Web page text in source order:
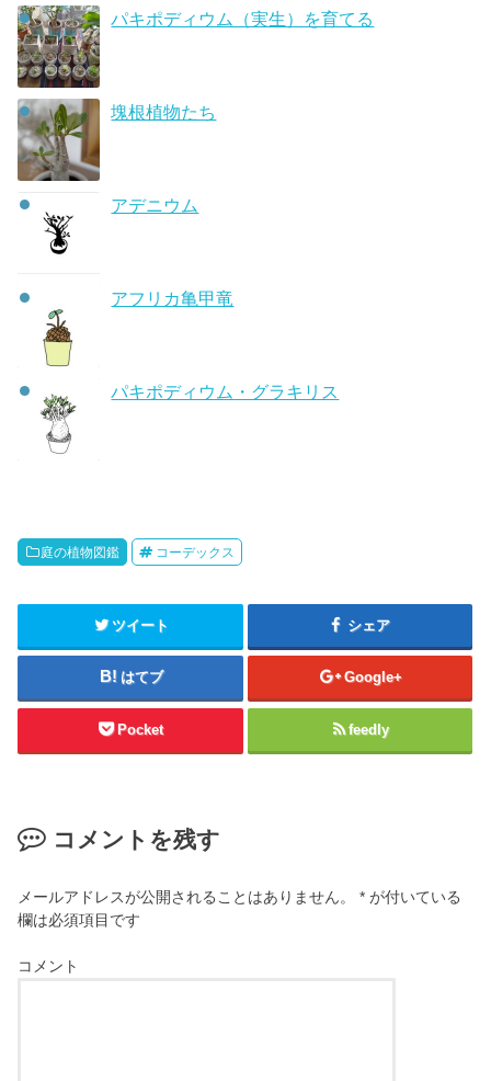
パキポディウム（実生）を育てる
塊根植物たち
アデニウム
アフリカ亀甲竜
パキポディウム・グラキリス
庭の植物図鑑 コーデックス
ツイート シェア
はてブ Google+
Pocket feedly
コメントを残す
メールアドレスが公開されることはありません。 * が付いている
欄は必須項目です
コメント